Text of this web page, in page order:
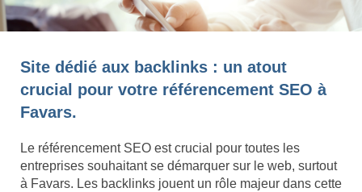
Site dédié aux backlinks : un atout
crucial pour votre référencement SEO à
Favars.
Le référencement SEO est crucial pour toutes les
entreprises souhaitant se démarquer sur le web, surtout
à Favars. Les backlinks jouent un rôle majeur dans cette